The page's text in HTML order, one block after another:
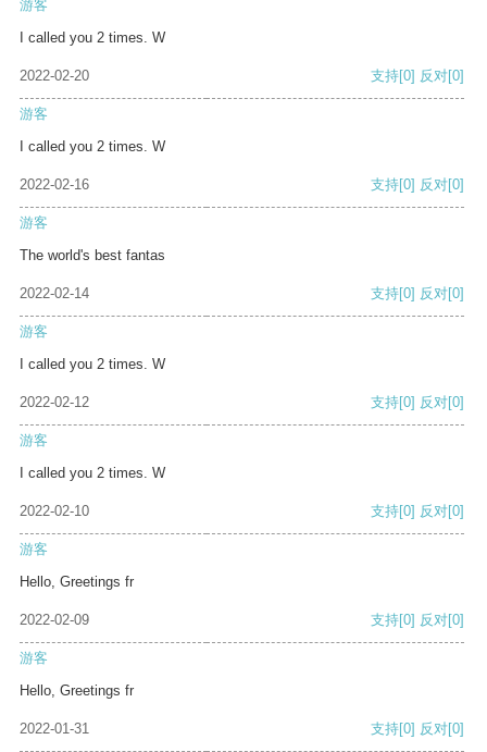
游客
I called you 2 times. W
2022-02-20 支持[0] 反对[0]
游客
I called you 2 times. W
2022-02-16 支持[0] 反对[0]
游客
The world's best fantas
2022-02-14 支持[0] 反对[0]
游客
I called you 2 times. W
2022-02-12 支持[0] 反对[0]
游客
I called you 2 times. W
2022-02-10 支持[0] 反对[0]
游客
Hello, Greetings fr
2022-02-09 支持[0] 反对[0]
游客
Hello, Greetings fr
2022-01-31 支持[0] 反对[0]